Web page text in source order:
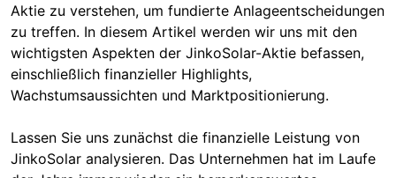
Aktie zu verstehen, um fundierte Anlageentscheidungen
zu treffen. In diesem Artikel werden wir uns mit den
wichtigsten Aspekten der JinkoSolar-Aktie befassen,
einschließlich finanzieller Highlights,
Wachstumsaussichten und Marktpositionierung.
Lassen Sie uns zunächst die finanzielle Leistung von
JinkoSolar analysieren. Das Unternehmen hat im Laufe